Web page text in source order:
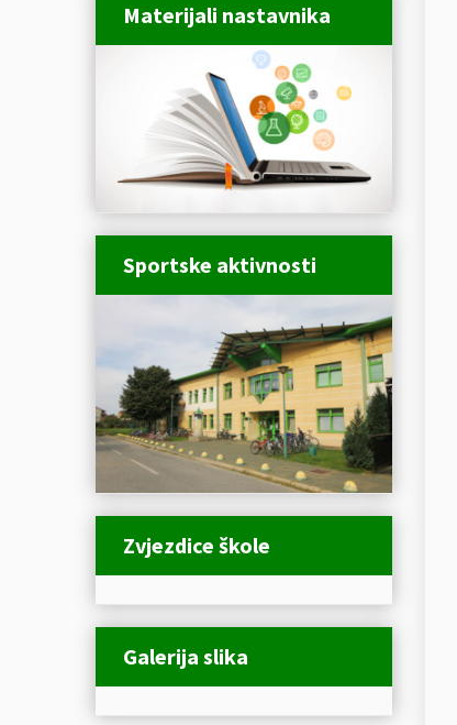
Materijali nastavnika
Sportske aktivnosti
Zvjezdice škole
Galerija slika